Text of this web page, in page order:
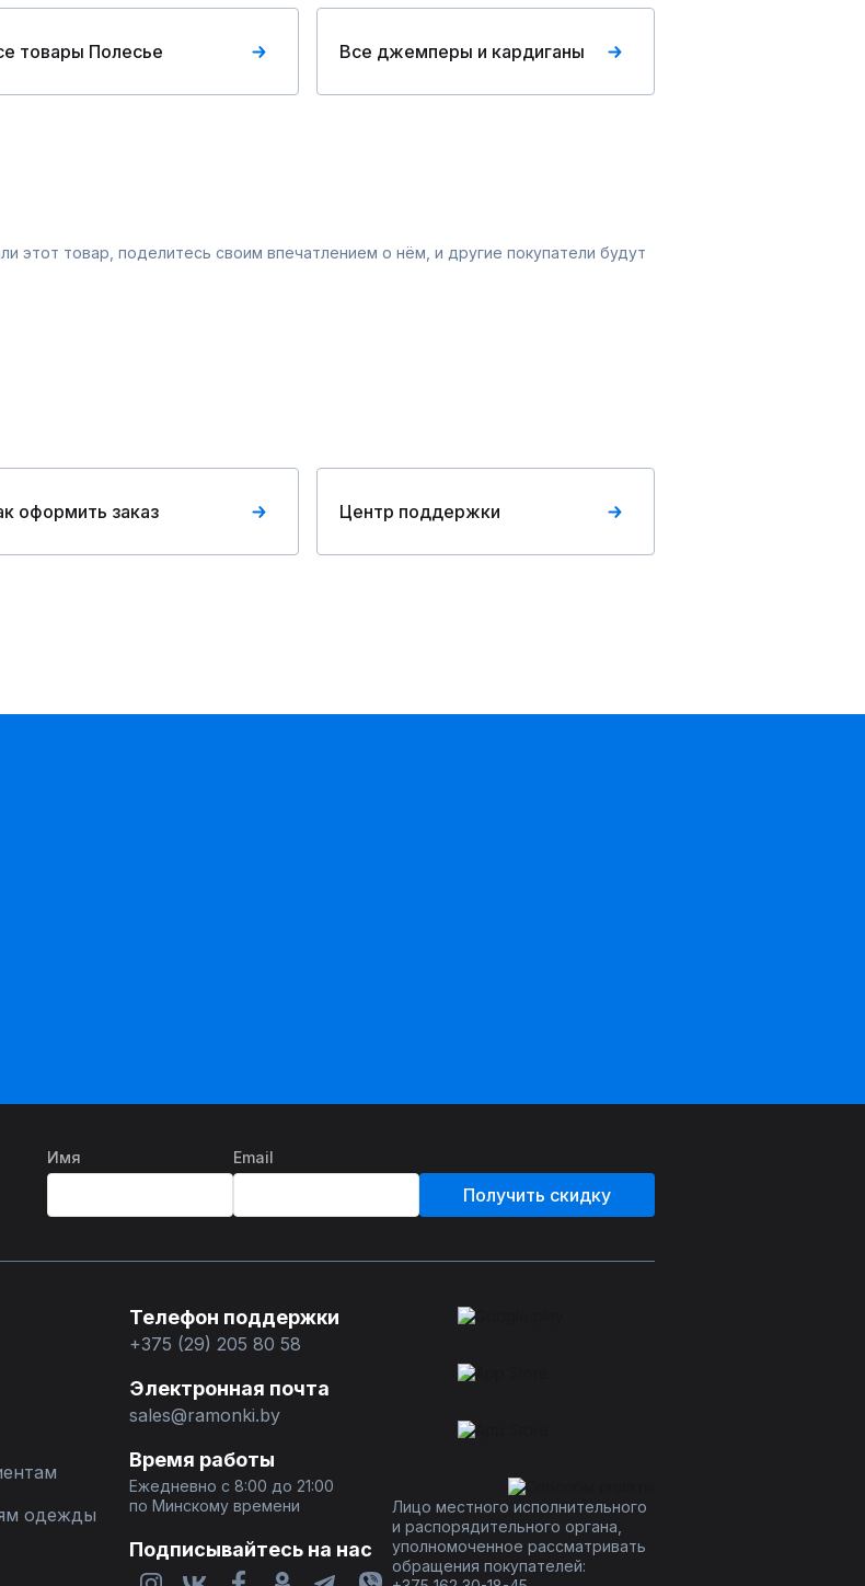
товары Полесье Все джемперы и кардиганы
этот товар, поделитесь своим впечатлением о нём, и другие покупатели будут
оформить заказ Центр поддержки
Имя Email
Получить скидку
одежды
Телефон поддержки
+375 (29) 205 80 58
Электронная почта
sales@ramonki.by
Время работы
Ежедневно с 8:00 до 21:00
по Минскому времени
Подписывайтесь на нас
Лицо местного исполнительного
и распорядительного органа,
уполномоченное рассматривать
обращения покупателей: